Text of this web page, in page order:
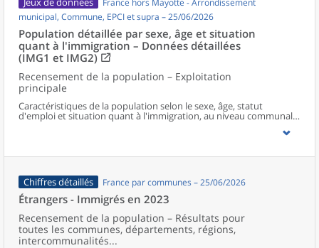
France hors Mayotte - Arrondissement
municipal, Commune, EPCI et supra – 25/06/2026
Population détaillée par sexe, âge et situation
quant à l'immigration – Données détaillées
(IMG1 et IMG2)
Recensement de la population – Exploitation
principale
Caractéristiques de la population selon le sexe, âge, statut
d'emploi et situation quant à l'immigration, au niveau communal
et supracommunal pour la France hors Mayotte.
Chiffres détaillés France par communes – 25/06/2026
Étrangers - Immigrés en 2023
Recensement de la population – Résultats pour
toutes les communes, départements, régions,
intercommunalités...